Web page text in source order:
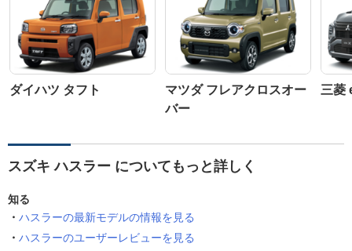
ダイハツ タフト
マツダ フレアクロスオー
バー
三菱
スズキ ハスラー についてもっと詳しく
知る
ハスラーの最新モデルの情報を見る
ハスラーのユーザーレビューを見る